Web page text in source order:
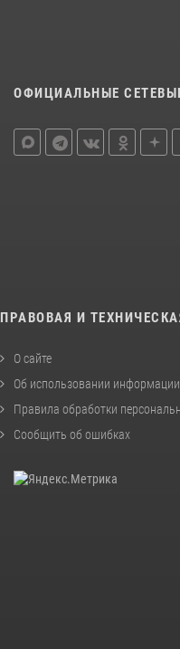
ОФИЦИАЛЬНЫЕ
ПРАВОВАЯ И
О сайте
Об использовании
Правила обработки
Сообщить об ошибках